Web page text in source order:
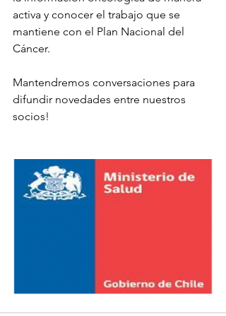
activa y conocer el trabajo que se
mantiene con el Plan Nacional del
Cáncer.
Mantendremos conversaciones para
difundir novedades entre nuestros
socios!